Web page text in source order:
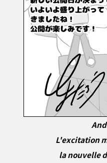
L'excitation
la nouvelle